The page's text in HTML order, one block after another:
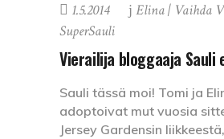
1.5.2014
Elina | Vaihda
SuperSauli
Vierailija bloggaaja
Sauli tässä moi! Tomi ja
adoptoivat mut vuosia
Jersey Gardensin